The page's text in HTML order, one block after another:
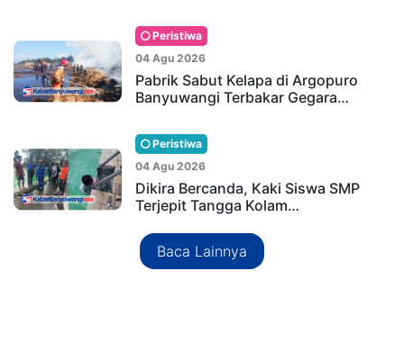
Peristiwa
04 Agu 2026
Pabrik Sabut Kelapa di Argopuro
Banyuwangi Terbakar Gegara…
Peristiwa
04 Agu 2026
Dikira Bercanda, Kaki Siswa SMP
Terjepit Tangga Kolam…
Baca Lainnya